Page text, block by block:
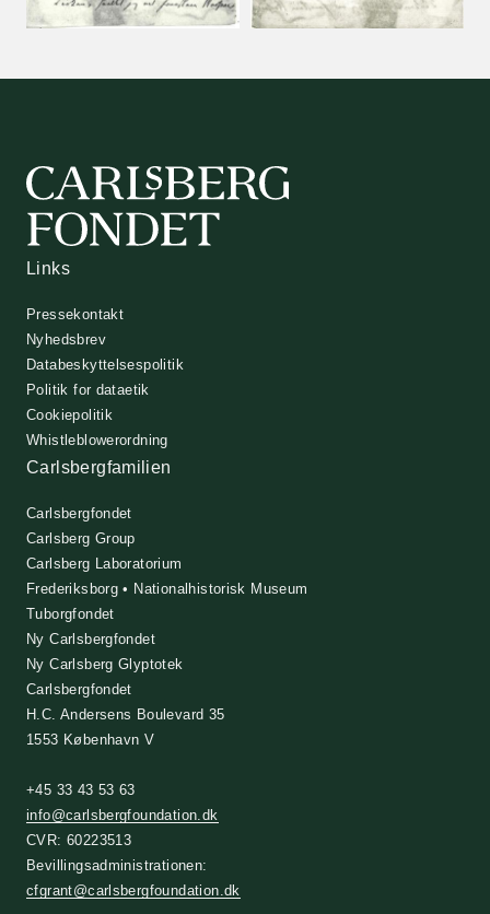
Links
Pressekontakt
Nyhedsbrev
Databeskyttelsespolitik
Politik for dataetik
Cookiepolitik
Whistleblowerordning
Carlsbergfamilien
Carlsbergfondet
Carlsberg Group
Carlsberg Laboratorium
Frederiksborg • Nationalhistorisk Museum
Tuborgfondet
Ny Carlsbergfondet
Ny Carlsberg Glyptotek
Carlsbergfondet
H.C. Andersens Boulevard 35
1553 København V
+45 33 43 53 63
info@carlsbergfoundation.dk
CVR: 60223513
Bevillingsadministrationen:
cfgrant@carlsbergfoundation.dk